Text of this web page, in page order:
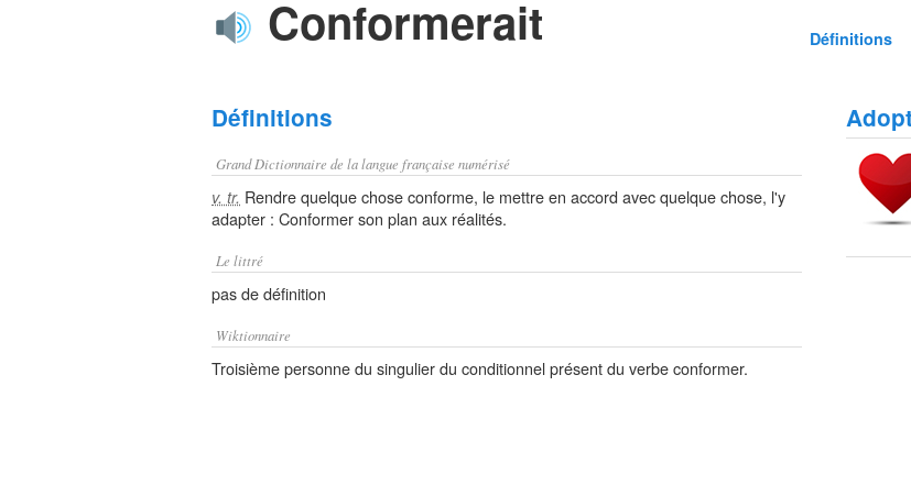
Conformerait Définitions
Définitions
Grand Dictionnaire de la langue française numérisé
v. tr. Rendre quelque chose conforme, le mettre en accord avec quelque chose, l'y
adapter : Conformer son plan aux réalités.
Le littré
pas de définition
Wiktionnaire
Troisième personne du singulier du conditionnel présent du verbe conformer.